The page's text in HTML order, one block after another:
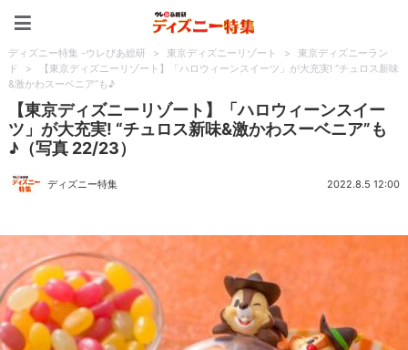
ディズニー特集 -ウレぴあ総研 > 東京ディズニーリゾート >
東京ディズニーラン
ド
>
【東京ディズニーリゾート】「ハロウィーンスイーツ」が大充実! “チュロス新味
&激かわスーベニア”も♪
【東京ディズニーリゾート】「ハロウィーンスイー
ツ」が大充実! “チュロス新味&激かわスーベニア”も
♪（写真 22/23）
ディズニー特集 2022.8.5 12:00